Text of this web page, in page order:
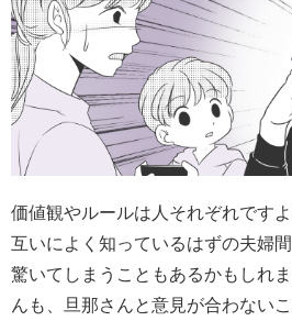
価値観やルールは人それぞれです
互いによく知っているはずの夫婦
驚いてしまうこともあるかもしれ
んも、旦那さんと意見が合わない